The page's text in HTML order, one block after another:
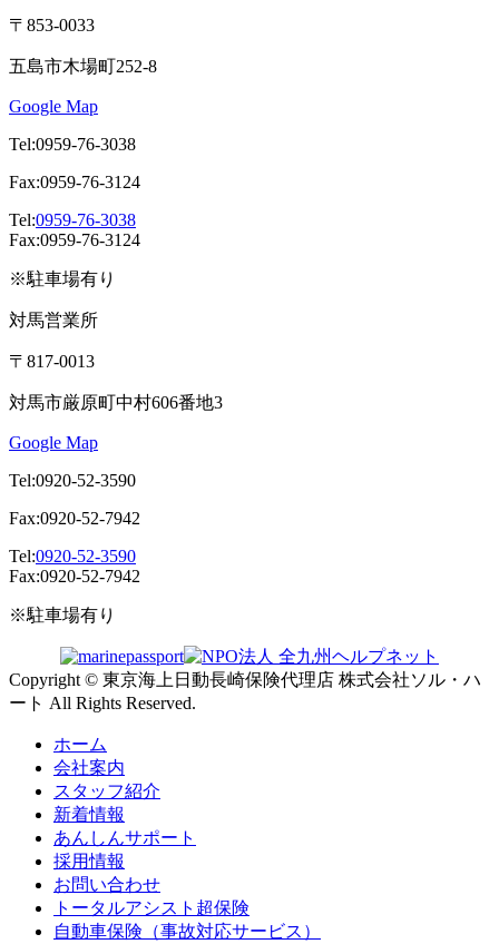
〒853-0033
五島市木場町252-8
Google Map
Tel:0959-76-3038
Fax:0959-76-3124
Tel:0959-76-3038
Fax:0959-76-3124
※駐車場有り
対馬営業所
〒817-0013
対馬市厳原町中村606番地3
Google Map
Tel:0920-52-3590
Fax:0920-52-7942
Tel:0920-52-3590
Fax:0920-52-7942
※駐車場有り
Copyright © 東京海上日動長崎保険代理店 株式会社ソル・ハ
ート All Rights Reserved.
ホーム
会社案内
スタッフ紹介
新着情報
あんしんサポート
採用情報
お問い合わせ
トータルアシスト超保険
自動車保険（事故対応サービス）